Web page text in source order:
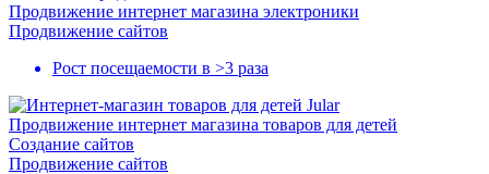
Продвижение интернет магазина электроники
Продвижение сайтов
Рост посещаемости в >3 раза
Продвижение интернет магазина товаров для детей
Создание сайтов
Продвижение сайтов